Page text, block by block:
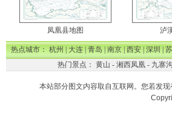
凤凰县地图 泸
热点城市：杭州|大连|青岛|南京|西安|深圳|
热门景点： 黄山 - 湘西凤凰- 九寨沟
本站部分图文内容取自互联网。您若发